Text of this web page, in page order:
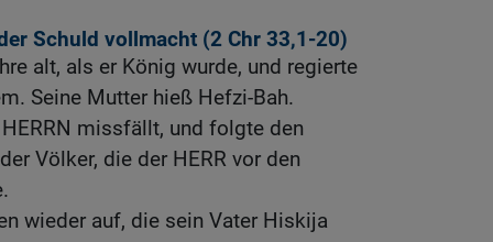
Schuld vollmacht (2 Chr 33,1-20)
alt, als er König wurde, und regierte
Seine Mutter hieß Hefzi-Bah.
missfällt, und folgte den
Völker, die der HERR vor den
wieder auf, die sein Vater Hiskija